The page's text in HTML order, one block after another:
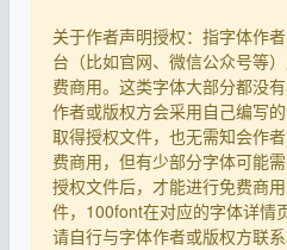
关于作者声明授权：指字体作
台（比如官网、微信公众号等
费商用。这类字体大部分都没
作者或版权方会采用自己编写
取得授权文件，也无需知会作
费商用，但有少部分字体可能
授权文件后，才能进行免费商
件，100font在对应的字体详情
请自行与字体作者或版权方联系